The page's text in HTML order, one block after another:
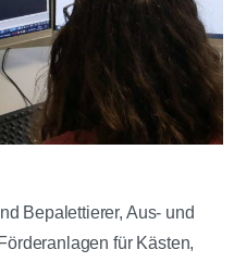
Bepalettierer, Aus- und
für Kästen,